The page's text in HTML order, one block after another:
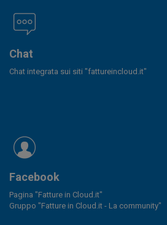
Chat
Chat integrata sui siti "fattureincloud.it"
Facebook
Pagina "Fatture in Cloud.it"
Gruppo "Fatture in Cloud.it - La community"